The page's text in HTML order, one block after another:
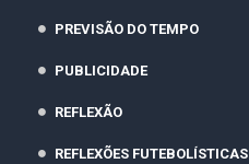
PREVISÃO DO TEMPO
PUBLICIDADE
REFLEXÃO
REFLEXÕES FUTEBOLÍSTICAS